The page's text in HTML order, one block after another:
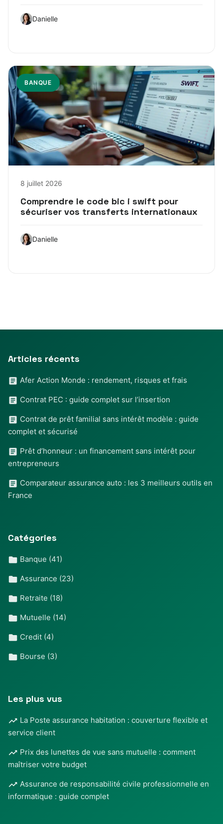
Danielle
BANQUE
8 juillet 2026
Comprendre le code bic i swift pour
sécuriser vos transferts internationaux
Danielle
Articles récents
Afer Action Monde : rendement, risques et frais
Contrat PEC : guide complet sur l’insertion
Contrat de prêt familial sans intérêt modèle : guide
complet et sécurisé
Prêt d’honneur : un financement sans intérêt pour
entrepreneurs
Comparateur assurance auto : les 3 meilleurs outils en
France
Catégories
Banque (41)
Assurance (23)
Retraite (18)
Mutuelle (14)
Credit (4)
Bourse (3)
Les plus vus
La Poste assurance habitation : couverture flexible et
service client
Prix des lunettes de vue sans mutuelle : comment
maîtriser votre budget
Assurance de responsabilité civile professionnelle en
informatique : guide complet